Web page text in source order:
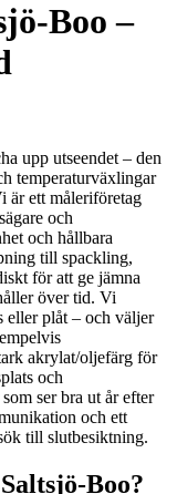
Boo –
upp utseendet – den
temperaturväxlingar
är ett måleriföretag
och
och hållbara
till spackling,
för att ge jämna
över tid. Vi
eller plåt – och väljer
akrylat/oljefärg för
och
ser bra ut år efter
och ett
till slutbesiktning.
Boo?